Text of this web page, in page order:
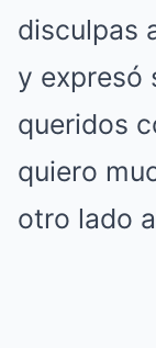
disculpas
y expresó
queridos
quiero
otro lado